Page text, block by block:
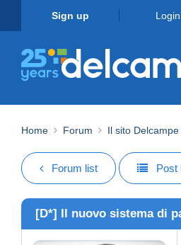
Sign up Login
Home Forum Il sito Delcampe
Forum list Post
[D*] Il nuovo sistema di